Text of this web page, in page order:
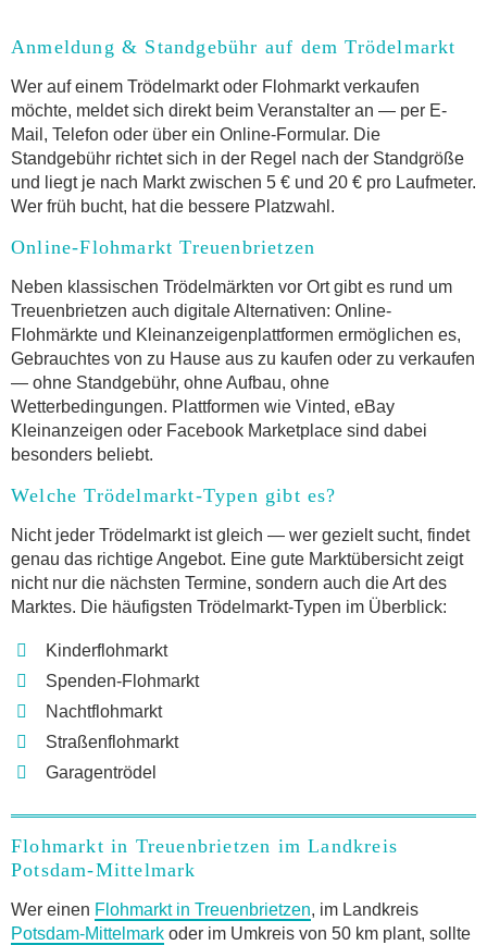
Anmeldung & Standgebühr auf dem Trödelmarkt
Wer auf einem Trödelmarkt oder Flohmarkt verkaufen
möchte, meldet sich direkt beim Veranstalter an — per E-
Mail, Telefon oder über ein Online-Formular. Die
Standgebühr richtet sich in der Regel nach der Standgröße
und liegt je nach Markt zwischen 5 € und 20 € pro Laufmeter.
Wer früh bucht, hat die bessere Platzwahl.
Online-Flohmarkt Treuenbrietzen
Neben klassischen Trödelmärkten vor Ort gibt es rund um
Treuenbrietzen auch digitale Alternativen: Online-
Flohmärkte und Kleinanzeigenplattformen ermöglichen es,
Gebrauchtes von zu Hause aus zu kaufen oder zu verkaufen
— ohne Standgebühr, ohne Aufbau, ohne
Wetterbedingungen. Plattformen wie Vinted, eBay
Kleinanzeigen oder Facebook Marketplace sind dabei
besonders beliebt.
Welche Trödelmarkt-Typen gibt es?
Nicht jeder Trödelmarkt ist gleich — wer gezielt sucht, findet
genau das richtige Angebot. Eine gute Marktübersicht zeigt
nicht nur die nächsten Termine, sondern auch die Art des
Marktes. Die häufigsten Trödelmarkt-Typen im Überblick:
Kinderflohmarkt
Spenden-Flohmarkt
Nachtflohmarkt
Straßenflohmarkt
Garagentrödel
Flohmarkt in Treuenbrietzen im Landkreis
Potsdam-Mittelmark
Wer einen Flohmarkt in Treuenbrietzen, im Landkreis
Potsdam-Mittelmark oder im Umkreis von 50 km plant, sollte